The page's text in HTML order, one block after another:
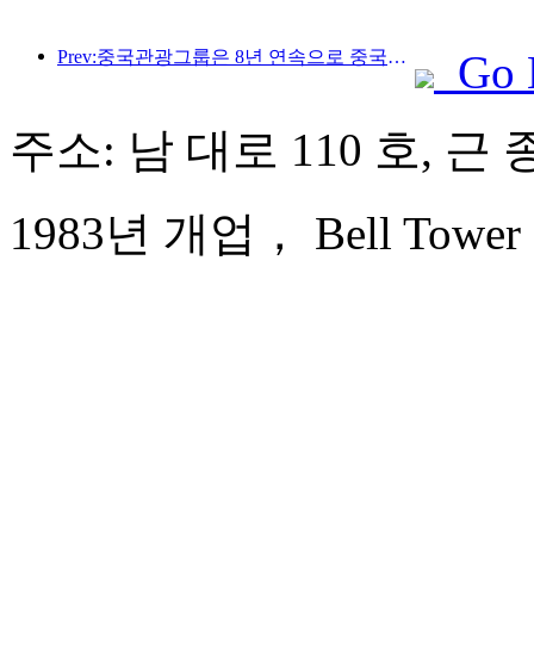
Prev:중국관광그룹은 8년 연속으로 중국국제수입박람회에 참가하여 10억 달러 이상의 계약을 체결했습니다.
Go
주소: 남 대로 110 호, 근
1983년 개업， Bell